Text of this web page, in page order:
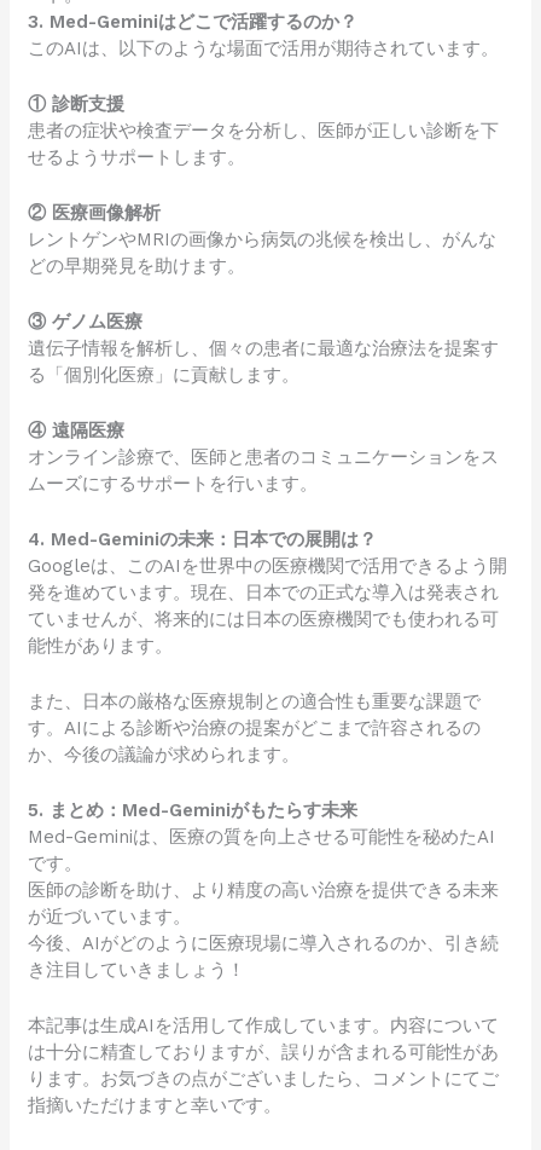
3. Med-Geminiはどこで活躍するのか？
このAIは、以下のような場面で活用が期待されています。
① 診断支援
患者の症状や検査データを分析し、医師が正しい診断を下
せるようサポートします。
② 医療画像解析
レントゲンやMRIの画像から病気の兆候を検出し、がんな
どの早期発見を助けます。
③ ゲノム医療
遺伝子情報を解析し、個々の患者に最適な治療法を提案す
る「個別化医療」に貢献します。
④ 遠隔医療
オンライン診療で、医師と患者のコミュニケーションをス
ムーズにするサポートを行います。
4. Med-Geminiの未来：日本での展開は？
Googleは、このAIを世界中の医療機関で活用できるよう開
発を進めています。現在、日本での正式な導入は発表され
ていませんが、将来的には日本の医療機関でも使われる可
能性があります。
また、日本の厳格な医療規制との適合性も重要な課題で
す。AIによる診断や治療の提案がどこまで許容されるの
か、今後の議論が求められます。
5. まとめ：Med-Geminiがもたらす未来
Med-Geminiは、医療の質を向上させる可能性を秘めたAI
です。
医師の診断を助け、より精度の高い治療を提供できる未来
が近づいています。
今後、AIがどのように医療現場に導入されるのか、引き続
き注目していきましょう！
本記事は生成AIを活用して作成しています。内容について
は十分に精査しておりますが、誤りが含まれる可能性があ
ります。お気づきの点がございましたら、コメントにてご
指摘いただけますと幸いです。